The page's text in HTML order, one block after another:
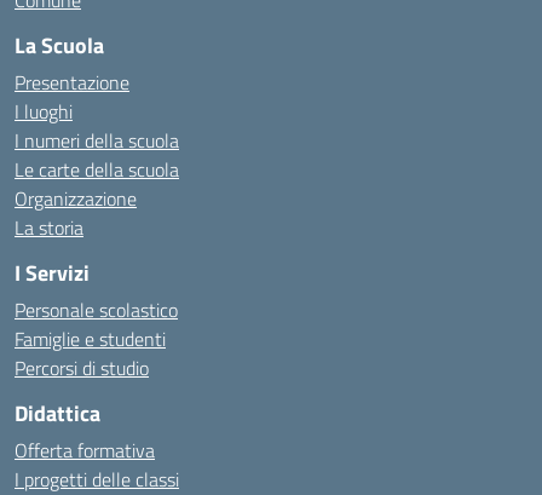
La Scuola
Presentazione
I luoghi
I numeri della scuola
Le carte della scuola
Organizzazione
La storia
I Servizi
Personale scolastico
Famiglie e studenti
Percorsi di studio
Didattica
Offerta formativa
I progetti delle classi